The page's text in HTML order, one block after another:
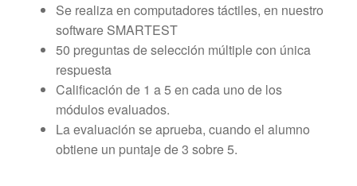
Se realiza en computadores táctiles, en nuestro
software SMARTEST
50 preguntas de selección múltiple con única
respuesta
Calificación de 1 a 5 en cada uno de los
módulos evaluados.
La evaluación se aprueba, cuando el alumno
obtiene un puntaje de 3 sobre 5.